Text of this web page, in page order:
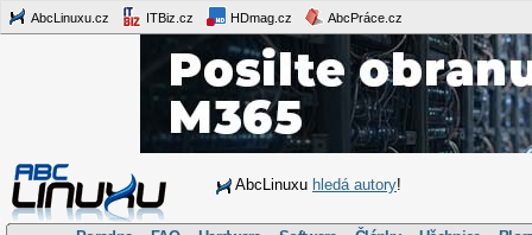
AbcLinuxu.cz ITBiz.cz HDmag.cz AbcPráce.cz
AbcLinuxu hledá autory!